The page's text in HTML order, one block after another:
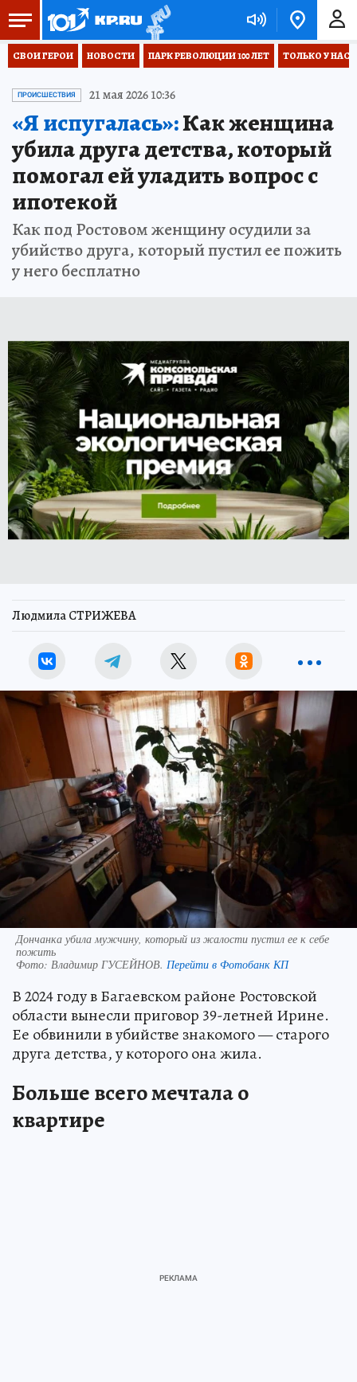
СВОИ ГЕРОИ НОВОСТИ ПАРК РЕВОЛЮЦИИ 100 ЛЕТ ТОЛЬКО У НАС
ПРОИСШЕСТВИЯ 21 мая 2026 10:36
«Я испугалась»:Как женщина
убила друга детства, который
помогал ей уладить вопрос с
ипотекой
Как под Ростовом женщину осудили за
убийство друга, который пустил ее пожить
у него бесплатно
Людмила СТРИЖЕВА
Дончанка убила мужчину, который из жалости пустил ее к себе
пожить
Фото: Владимир ГУСЕЙНОВ. Перейти в Фотобанк КП
В 2024 году в Багаевском районе Ростовской
области вынесли приговор 39-летней Ирине.
Ее обвинили в убийстве знакомого — старого
друга детства, у которого она жила.
Больше всего мечтала о
квартире